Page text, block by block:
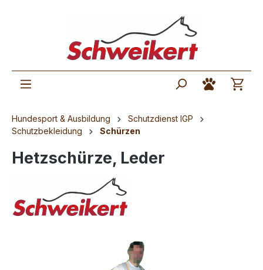
Hundesport & Ausbildung
Schutzdienst IGP
Schutzbekleidung
Schürzen
Hetzschürze, Leder